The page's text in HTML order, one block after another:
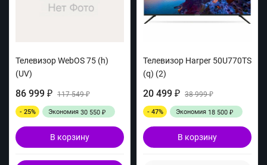
Телевизор WebOS 75 (h)
(UV)
86 999 ₽ 117 549₽
- 25% Экономия 30 550 ₽
В корзину
Телевизор Harper 50U770TS
(q) (2)
20 499 ₽ 38 999₽
- 47% Экономия 18 500 ₽
В корзину